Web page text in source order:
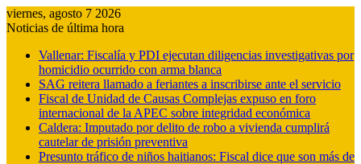
viernes, agosto 7 2026
Noticias de última hora
Vallenar: Fiscalía y PDI ejecutan diligencias investigativas por
homicidio ocurrido con arma blanca
SAG reitera llamado a feriantes a inscribirse ante el servicio
Fiscal de Unidad de Causas Complejas expuso en foro
internacional de la APEC sobre integridad económica
Caldera: Imputado por delito de robo a vivienda cumplirá
cautelar de prisión preventiva
Presunto tráfico de niños haitianos: Fiscal dice que son más de